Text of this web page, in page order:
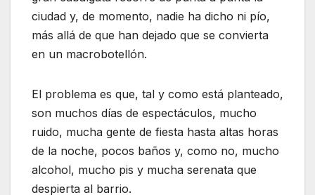
ciudad y, de momento, nadie ha dicho ni pío,
más allá de que han dejado que se convierta
en un macrobotellón.
El problema es que, tal y como está planteado,
son muchos días de espectáculos, mucho
ruido, mucha gente de fiesta hasta altas horas
de la noche, pocos baños y, como no, mucho
alcohol, mucho pis y mucha serenata que
despierta al barrio.